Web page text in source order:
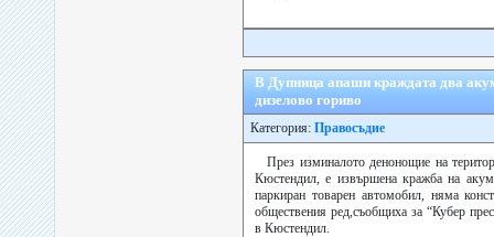
В Дупница апаши краждата два
дизелово гориво
Категория: Правосъдие
През изминалото денонощие на
Кюстендил, е извършена кражба на
паркиран товарен автомобил, няма
обществения ред,съобщиха за “Кубер
в Кюстендил.